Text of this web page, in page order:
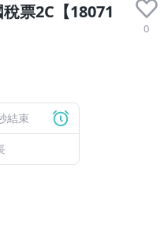
稅票2C【18071
0
結束